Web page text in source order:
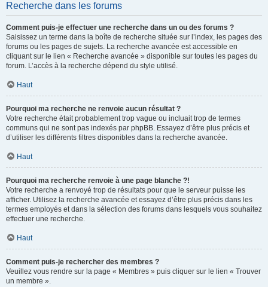
Recherche dans les forums
Comment puis-je effectuer une recherche dans un ou des forums ?
Saisissez un terme dans la boîte de recherche située sur l’index, les pages des
forums ou les pages de sujets. La recherche avancée est accessible en
cliquant sur le lien « Recherche avancée » disponible sur toutes les pages du
forum. L’accès à la recherche dépend du style utilisé.
Haut
Pourquoi ma recherche ne renvoie aucun résultat ?
Votre recherche était probablement trop vague ou incluait trop de termes
communs qui ne sont pas indexés par phpBB. Essayez d’être plus précis et
d’utiliser les différents filtres disponibles dans la recherche avancée.
Haut
Pourquoi ma recherche renvoie à une page blanche ?!
Votre recherche a renvoyé trop de résultats pour que le serveur puisse les
afficher. Utilisez la recherche avancée et essayez d’être plus précis dans les
termes employés et dans la sélection des forums dans lesquels vous souhaitez
effectuer une recherche.
Haut
Comment puis-je rechercher des membres ?
Veuillez vous rendre sur la page « Membres » puis cliquer sur le lien « Trouver
un membre ».